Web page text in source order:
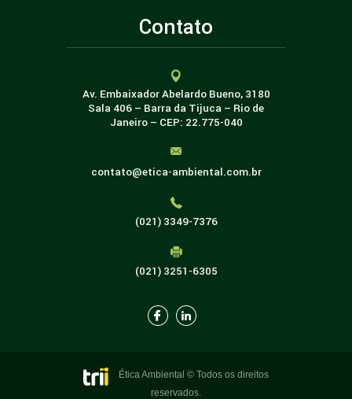
Contato
Av. Embaixador Abelardo Bueno, 3180
Sala 406 – Barra da Tijuca – Rio de
Janeiro – CEP: 22.775-040
contato@etica-ambiental.com.br
(021) 3349-7376
(021) 3251-6305
Ética Ambiental © Todos os direitos
reservados.